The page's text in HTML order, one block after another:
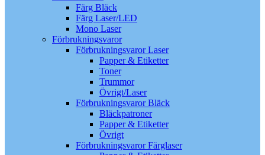
Färg Bläck
Färg Laser/LED
Mono Laser
Förbrukningsvaror
Förbrukningsvaror Laser
Papper & Etiketter
Toner
Trummor
Övrigt/Laser
Förbrukningsvaror Bläck
Bläckpatroner
Papper & Etiketter
Övrigt
Förbrukningsvaror Färglaser